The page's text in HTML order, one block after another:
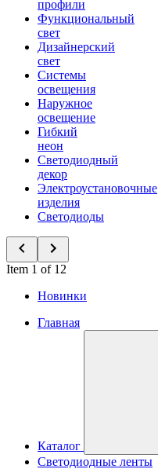
профили
Функциональный
свет
Дизайнерский
свет
Системы
освещения
Наружное
освещение
Гибкий
неон
Светодиодный
декор
Электроустановочные
изделия
Светодиоды
Item 1 of 12
Новинки
Главная
Каталог
Светодиодные ленты